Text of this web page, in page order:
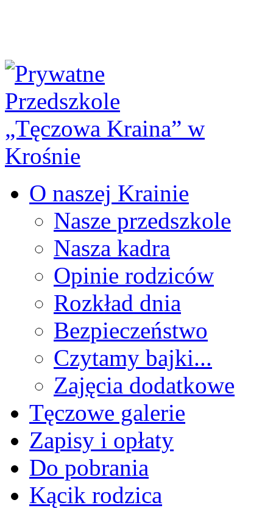
O naszej Krainie
Nasze przedszkole
Nasza kadra
Opinie rodziców
Rozkład dnia
Bezpieczeństwo
Czytamy bajki...
Zajęcia dodatkowe
Tęczowe galerie
Zapisy i opłaty
Do pobrania
Kącik rodzica